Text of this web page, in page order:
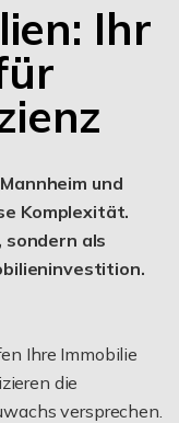
Ihr
und
Komplexität.
sondern als
Ihre Immobilie
die
versprechen.